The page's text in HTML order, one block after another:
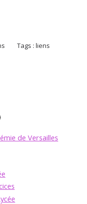
Tags :liens
de Versailles